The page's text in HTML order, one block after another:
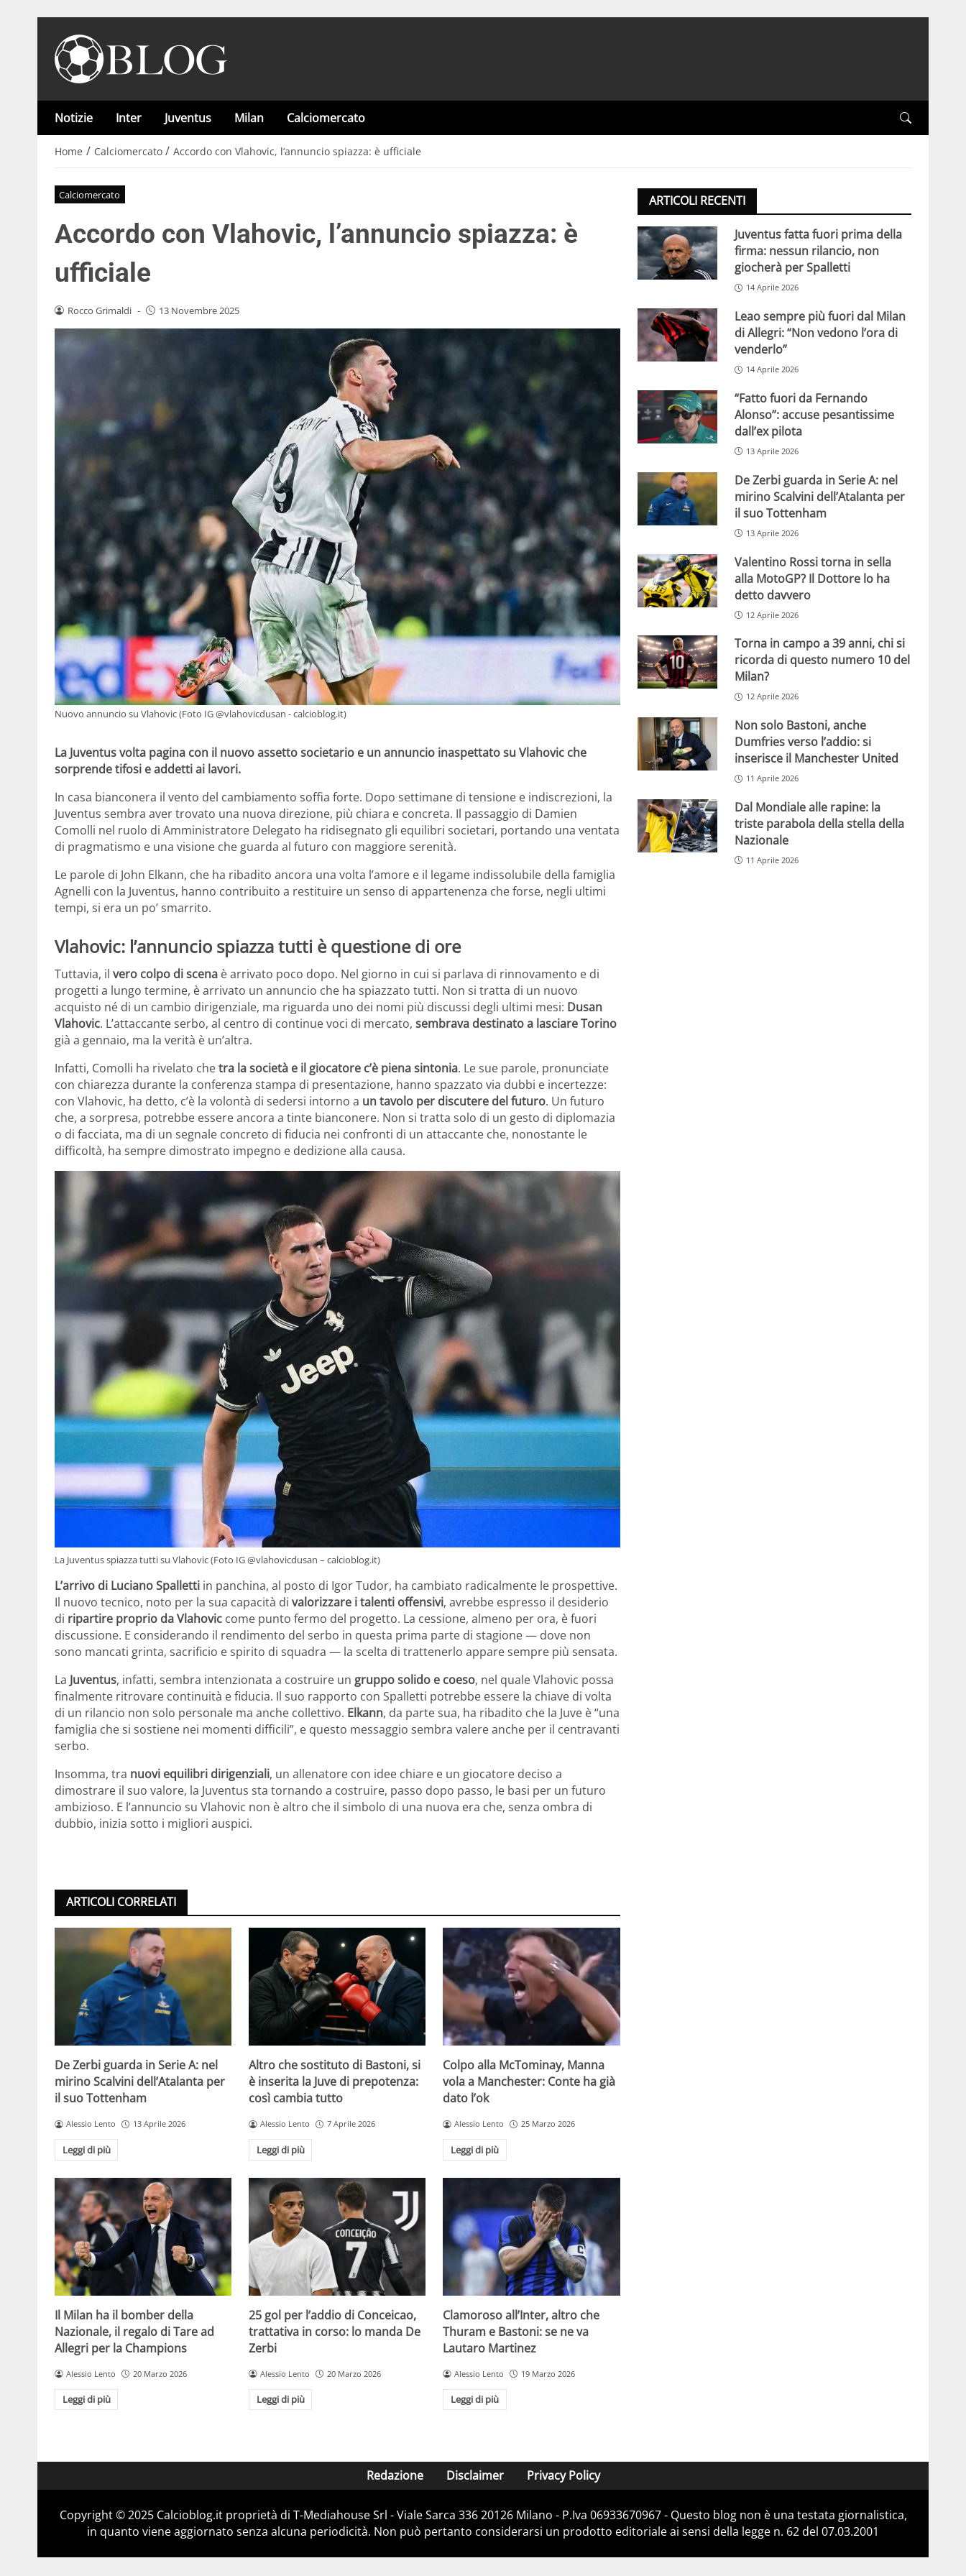
Notizie Inter Juventus Milan Calciomercato
Home / Calciomercato / Accordo con Vlahovic, l’annuncio spiazza: è ufficiale
Calciomercato
Accordo con Vlahovic, l’annuncio spiazza: è
ufficiale
Rocco Grimaldi - 13 Novembre 2025
Nuovo annuncio su Vlahovic (Foto IG @vlahovicdusan - calcioblog.it)
La Juventus volta pagina con il nuovo assetto societario e un annuncio inaspettato su Vlahovic che
sorprende tifosi e addetti ai lavori.
In casa bianconera il vento del cambiamento soffia forte. Dopo settimane di tensione e indiscrezioni, la
Juventus sembra aver trovato una nuova direzione, più chiara e concreta. Il passaggio di Damien
Comolli nel ruolo di Amministratore Delegato ha ridisegnato gli equilibri societari, portando una ventata
di pragmatismo e una visione che guarda al futuro con maggiore serenità.
Le parole di John Elkann, che ha ribadito ancora una volta l’amore e il legame indissolubile della famiglia
Agnelli con la Juventus, hanno contribuito a restituire un senso di appartenenza che forse, negli ultimi
tempi, si era un po’ smarrito.
Vlahovic: l’annuncio spiazza tutti è questione di ore
Tuttavia, il vero colpo di scena è arrivato poco dopo. Nel giorno in cui si parlava di rinnovamento e di
progetti a lungo termine, è arrivato un annuncio che ha spiazzato tutti. Non si tratta di un nuovo
acquisto né di un cambio dirigenziale, ma riguarda uno dei nomi più discussi degli ultimi mesi: Dusan
Vlahovic. L’attaccante serbo, al centro di continue voci di mercato, sembrava destinato a lasciare Torino
già a gennaio, ma la verità è un’altra.
Infatti, Comolli ha rivelato chetra la società e il giocatore c’è piena sintonia. Le sue parole, pronunciate
con chiarezza durante la conferenza stampa di presentazione, hanno spazzato via dubbi e incertezze:
con Vlahovic, ha detto, c’è la volontà di sedersi intorno a un tavolo per discutere del futuro. Un futuro
che, a sorpresa, potrebbe essere ancora a tinte bianconere. Non si tratta solo di un gesto di diplomazia
o di facciata, ma di un segnale concreto di fiducia nei confronti di un attaccante che, nonostante le
difficoltà, ha sempre dimostrato impegno e dedizione alla causa.
La Juventus spiazza tutti su Vlahovic (Foto IG @vlahovicdusan – calcioblog.it)
L’arrivo di Luciano Spalletti in panchina, al posto di Igor Tudor, ha cambiato radicalmente le prospettive.
Il nuovo tecnico, noto per la sua capacità di valorizzare i talenti offensivi, avrebbe espresso il desiderio
di ripartire proprio da Vlahovic come punto fermo del progetto. La cessione, almeno per ora, è fuori
discussione. E considerando il rendimento del serbo in questa prima parte di stagione — dove non
sono mancati grinta, sacrificio e spirito di squadra — la scelta di trattenerlo appare sempre più sensata.
La Juventus, infatti, sembra intenzionata a costruire un gruppo solido e coeso, nel quale Vlahovic possa
finalmente ritrovare continuità e fiducia. Il suo rapporto con Spalletti potrebbe essere la chiave di volta
di un rilancio non solo personale ma anche collettivo. Elkann, da parte sua, ha ribadito che la Juve è “una
famiglia che si sostiene nei momenti difficili”, e questo messaggio sembra valere anche per il centravanti
serbo.
Insomma, tra nuovi equilibri dirigenziali, un allenatore con idee chiare e un giocatore deciso a
dimostrare il suo valore, la Juventus sta tornando a costruire, passo dopo passo, le basi per un futuro
ambizioso. E l’annuncio su Vlahovic non è altro che il simbolo di una nuova era che, senza ombra di
dubbio, inizia sotto i migliori auspici.
ARTICOLI CORRELATI
De Zerbi guarda in Serie A: nel
mirino Scalvini dell’Atalanta per
il suo Tottenham
Alessio Lento 13 Aprile 2026
Leggi di più
Altro che sostituto di Bastoni, si
è inserita la Juve di prepotenza:
così cambia tutto
Alessio Lento 7 Aprile 2026
Leggi di più
Colpo alla McTominay, Manna
vola a Manchester: Conte ha già
dato l’ok
Alessio Lento 25 Marzo 2026
Leggi di più
Il Milan ha il bomber della
Nazionale, il regalo di Tare ad
Allegri per la Champions
Alessio Lento 20 Marzo 2026
Leggi di più
25 gol per l’addio di Conceicao,
trattativa in corso: lo manda De
Zerbi
Alessio Lento 20 Marzo 2026
Leggi di più
Clamoroso all’Inter, altro che
Thuram e Bastoni: se ne va
Lautaro Martinez
Alessio Lento 19 Marzo 2026
Leggi di più
ARTICOLI RECENTI
Juventus fatta fuori prima della
firma: nessun rilancio, non
giocherà per Spalletti
14 Aprile 2026
Leao sempre più fuori dal Milan
di Allegri: “Non vedono l’ora di
venderlo”
14 Aprile 2026
“Fatto fuori da Fernando
Alonso”: accuse pesantissime
dall’ex pilota
13 Aprile 2026
De Zerbi guarda in Serie A: nel
mirino Scalvini dell’Atalanta per
il suo Tottenham
13 Aprile 2026
Valentino Rossi torna in sella
alla MotoGP? Il Dottore lo ha
detto davvero
12 Aprile 2026
Torna in campo a 39 anni, chi si
ricorda di questo numero 10 del
Milan?
12 Aprile 2026
Non solo Bastoni, anche
Dumfries verso l’addio: si
inserisce il Manchester United
11 Aprile 2026
Dal Mondiale alle rapine: la
triste parabola della stella della
Nazionale
11 Aprile 2026
Redazione Disclaimer Privacy Policy
Copyright © 2025 Calcioblog.it proprietà di T-Mediahouse Srl - Viale Sarca 336 20126 Milano - P.Iva 06933670967 - Questo blog non è una testata giornalistica,
in quanto viene aggiornato senza alcuna periodicità. Non può pertanto considerarsi un prodotto editoriale ai sensi della legge n. 62 del 07.03.2001